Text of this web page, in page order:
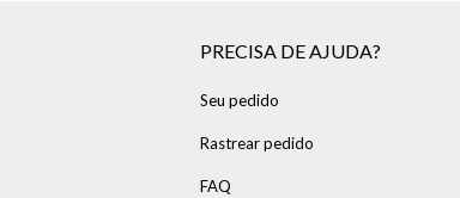
PRECISA DE AJUDA?
Seu pedido
Rastrear pedido
FAQ